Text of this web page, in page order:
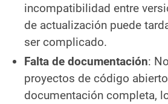
incompatibilidad entre
de actualización puede
ser complicado.
Falta de documentación:
proyectos de código
documentación completa,